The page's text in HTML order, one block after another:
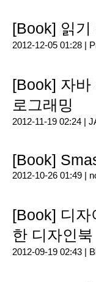
[Book] 읽기
2012-12-05 01:28 |
[Book] 자바
로그래밍
2012-11-19 02:24 |
[Book]
2012-10-26 01:49 |
[Book] 디자
한 디자인북
2012-09-19 02:43 |